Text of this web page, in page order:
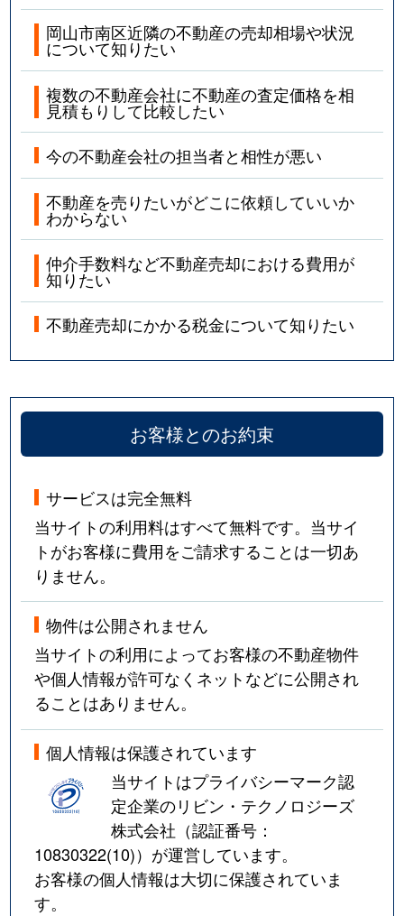
岡山市南区近隣の不動産の売却相場や状況
について知りたい
複数の不動産会社に不動産の査定価格を相
見積もりして比較したい
今の不動産会社の担当者と相性が悪い
不動産を売りたいがどこに依頼していいか
わからない
仲介手数料など不動産売却における費用が
知りたい
不動産売却にかかる税金について知りたい
お客様とのお約束
サービスは完全無料
当サイトの利用料はすべて無料です。当サイ
トがお客様に費用をご請求することは一切あ
りません。
物件は公開されません
当サイトの利用によってお客様の不動産物件
や個人情報が許可なくネットなどに公開され
ることはありません。
個人情報は保護されています
当サイトはプライバシーマーク認
定企業のリビン・テクノロジーズ
株式会社（認証番号：
10830322(10)）が運営しています。
お客様の個人情報は大切に保護されていま
す。